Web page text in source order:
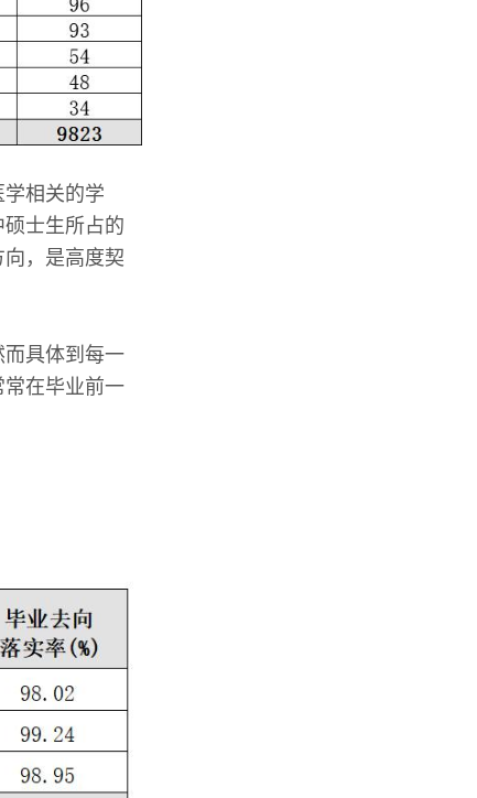
相关的学
士生所占的
，是高度契
具体到每一
在毕业前一